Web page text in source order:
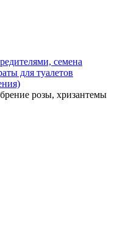
семена
для туалетов
розы, хризантемы